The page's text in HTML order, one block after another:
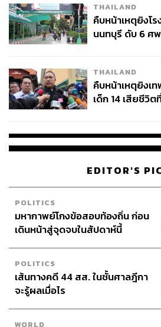
THE
กองบรรณาธิการ
THAILAND
คืบหน้าเหตุยิงโ
นนทบุรี ดับ 6 ศพ
THAILAND
คืบหน้าเหตุยิงเ
เด็ก 14 เสียชีวิ
EDITOR'S
POLITICS
มหากาพย์โกงข้อสอบท้องถิ่น ก่อน
เดินหน้าสู่จุดจบในสัปดาห์นี้
POLITICS
เส้นทางคดี 44 สส. ในชั้นศาลฎีกา
จะรู้ผลเมื่อไร
WORLD